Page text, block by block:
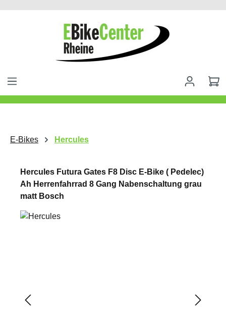
springen
E-Bikes Hercules
Hercules Futura Gates F8 Disc E-Bike ( Pedelec)
Ah Herrenfahrrad 8 Gang Nabenschaltung grau
matt Bosch